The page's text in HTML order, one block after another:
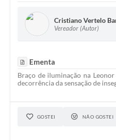
Cristiano Vertelo
Vereador (Autor)
Ementa
Braço de iluminação na
decorrência da sensação de
GOSTEI NÃO GOSTEI